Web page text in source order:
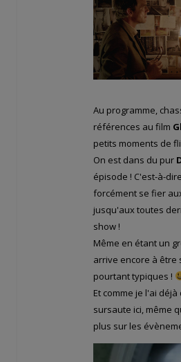
Au programme,
références au film
petits moments de
On est dans du pur
épisode ! C'est-à-
forcément se fier
jusqu'aux toutes
show !
Même en étant un
arrive encore à être
pourtant typiques !
Et comme je l'ai
sursaute ici, même
plus sur les